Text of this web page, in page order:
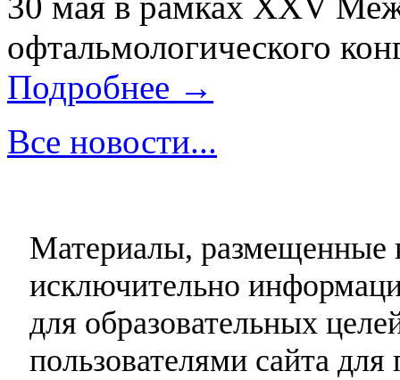
офтальмологического
Подробнее →
Все новости...
Материалы, размещенные
исключительно
для образовательных
пользователями сайта